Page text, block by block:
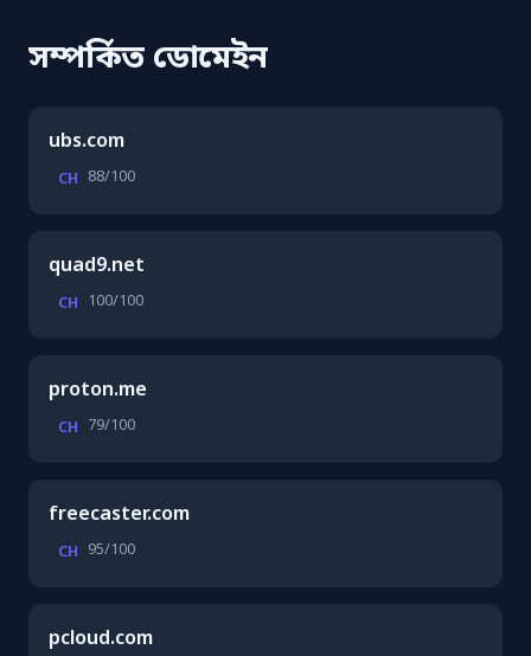
সম্পর্কিত ডোমেইন
ubs.com
CH 88/100
quad9.net
CH 100/100
proton.me
CH 79/100
freecaster.com
CH 95/100
pcloud.com